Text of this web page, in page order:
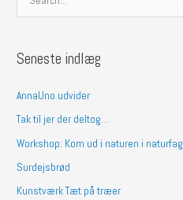
e
f
:
Seneste indlæg
AnnaUno udvider
Tak til jer der deltog…
Workshop: Kom ud i naturen i naturfag
Surdejsbrød
Kunstværk Tæt på træer